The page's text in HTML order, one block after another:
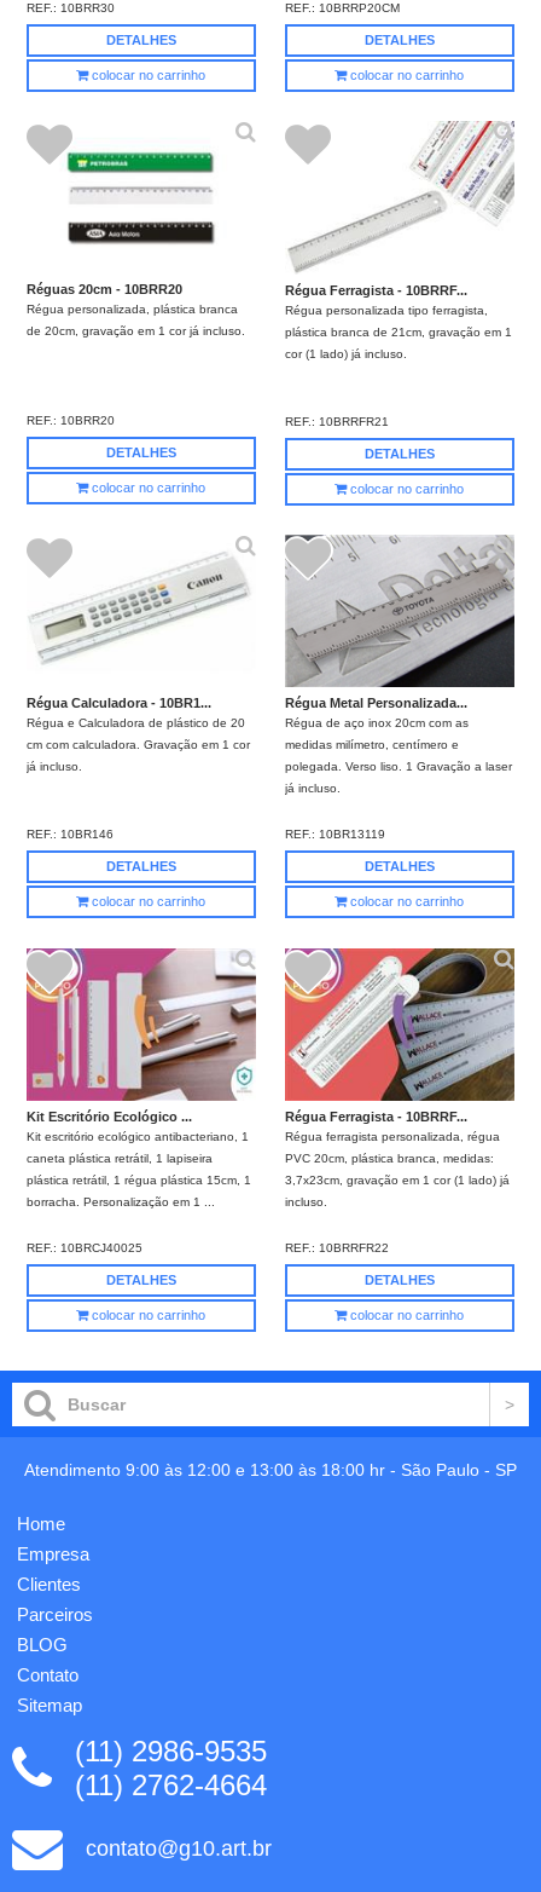
REF.: 10BRR30
DETALHES
colocar no carrinho
REF.: 10BRRP20CM
DETALHES
colocar no carrinho
Réguas 20cm - 10BRR20
Régua personalizada, plástica branca
de 20cm, gravação em 1 cor já incluso.
REF.: 10BRR20
DETALHES
colocar no carrinho
Régua Ferragista - 10BRRF...
Régua personalizada tipo ferragista,
plástica branca de 21cm, gravação em 1
cor (1 lado) já incluso.
REF.: 10BRRFR21
DETALHES
colocar no carrinho
Régua Calculadora - 10BR1...
Régua e Calculadora de plástico de 20
cm com calculadora. Gravação em 1 cor
já incluso.
REF.: 10BR146
DETALHES
colocar no carrinho
Régua Metal Personalizada...
Régua de aço inox 20cm com as
medidas milímetro, centímero e
polegada. Verso liso. 1 Gravação a laser
já incluso.
REF.:10BR13119
DETALHES
colocar no carrinho
Kit Escritório Ecológico ...
Kit escritório ecológico antibacteriano, 1
caneta plástica retrátil, 1 lapiseira
plástica retrátil, 1 régua plástica 15cm, 1
borracha. Personalização em 1 ...
REF.: 10BRCJ40025
DETALHES
colocar no carrinho
Régua Ferragista - 10BRRF...
Régua ferragista personalizada, régua
PVC 20cm, plástica branca, medidas:
3,7x23cm, gravação em 1 cor (1 lado) já
incluso.
REF.: 10BRRFR22
DETALHES
colocar no carrinho
Atendimento 9:00 às 12:00 e 13:00 às 18:00 hr - São Paulo - SP
Home
Empresa
Clientes
Parceiros
BLOG
Contato
Sitemap
(11) 2986-9535
(11) 2762-4664
contato@g10.art.br